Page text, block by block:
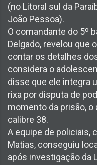
(no Litoral sul da
João Pessoa).
O comandante do 5º
Delgado, revelou que
contar os detalhes
considera o
disse que ele integra
rixa por disputa de
momento da prisão,
calibre 38.
A equipe de policiais,
Matias, conseguiu
após investigação da